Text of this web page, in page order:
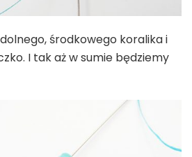
środkowego koralika i
I tak aż w sumie będziemy